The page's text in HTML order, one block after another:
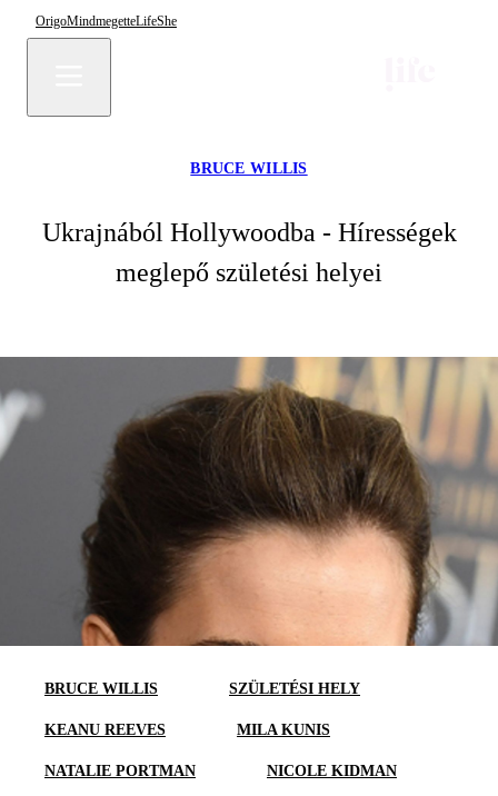
OrigoMindmegetteLifeShe
BRUCE WILLIS
Ukrajnából Hollywoodba - Hírességek
meglepő születési helyei
BRUCE WILLIS SZÜLETÉSI HELY
KEANU REEVES MILA KUNIS
NATALIE PORTMAN NICOLE KIDMAN